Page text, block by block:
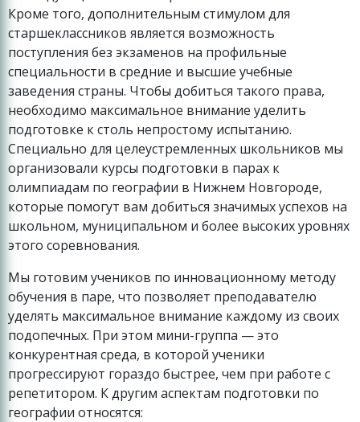
Кроме того, дополнительным стимулом для
старшеклассников является возможность
поступления без экзаменов на профильные
специальности в средние и высшие учебные
заведения страны. Чтобы добиться такого права,
необходимо максимальное внимание уделить
подготовке к столь непростому испытанию.
Специально для целеустремленных школьников мы
организовали курсы подготовки в парах к
олимпиадам по географии в Нижнем Новгороде,
которые помогут вам добиться значимых успехов на
школьном, муниципальном и более высоких уровнях
этого соревнования.
Мы готовим учеников по инновационному методу
обучения в паре, что позволяет преподавателю
уделять максимальное внимание каждому из своих
подопечных. При этом мини-группа — это
конкурентная среда, в которой ученики
прогрессируют гораздо быстрее, чем при работе с
репетитором. К другим аспектам подготовки по
географии относятся: